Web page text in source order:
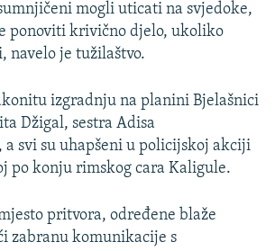
mogli uticati na svjedoke,
ponoviti krivično djelo, ukoliko
navelo je tužilaštvo.
izgradnju na planini Bjelašnici
Džigal, sestra Adisa
a svi su uhapšeni u policijskoj akciji
po konju rimskog cara Kaligule.
pritvora, određene blaže
zabranu komunikacije s